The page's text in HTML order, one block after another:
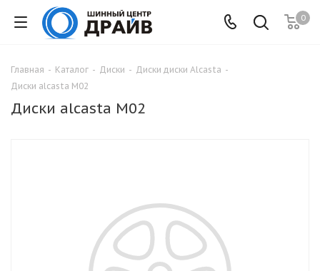
0
Главная - Каталог - Диски - Диски диски Alcasta -
Диски alcasta M02
Диски alcasta M02